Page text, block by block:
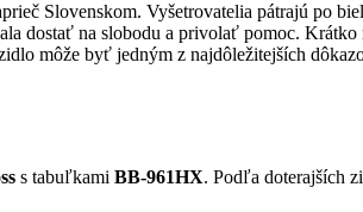
Slovenskom. Vyšetrovatelia pátrajú po
na slobodu a privolať pomoc. Krátko
môže byť jedným z najdôležitejších
s tabuľkami BB-961HX. Podľa doterajších